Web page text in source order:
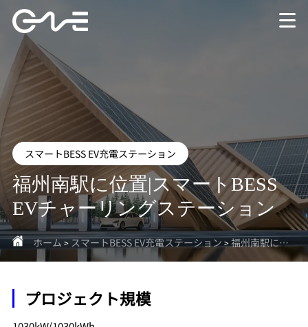
スマートBESS EV充電ステーション
福州南駅に位置|スマートBESS
EVチャーリングステーション
ホーム>スマートBESS EV充電ステーション>福州南駅に位置|スマートBESS EVチャーリングステーション
プロジェクト規模